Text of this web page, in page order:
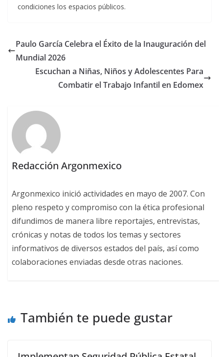
condiciones los espacios públicos.
Paulo García Celebra el Éxito de la Inauguración del
Mundial 2026
Escuchan a Niñas, Niños y Adolescentes Para
Combatir el Trabajo Infantil en Edomex
Redacción Argonmexico
Argonmexico inició actividades en mayo de 2007. Con
pleno respeto y compromiso con la ética profesional
difundimos de manera libre reportajes, entrevistas,
crónicas y notas de todos los temas y sectores
informativos de diversos estados del país, así como
colaboraciones enviadas desde otras naciones.
También te puede gustar